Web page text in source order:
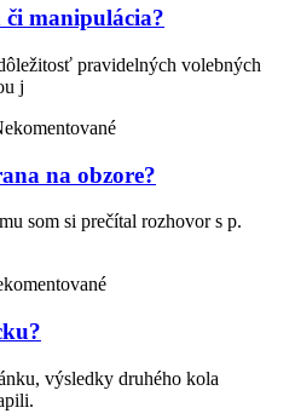
manipulácia?
pravidelných volebných
j
na obzore?
som si prečítal rozhovor s p.
výsledky druhého kola